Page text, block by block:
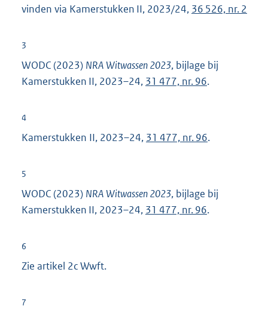
:
vinden via Kamerstukken II, 2023/24, 36 526, nr. 2
3
WODC (2023) NRA Witwassen 2023, bijlage bij
Kamerstukken II, 2023–24, 31 477, nr. 96.
4
Kamerstukken II, 2023–24, 31 477, nr. 96.
5
WODC (2023) NRA Witwassen 2023, bijlage bij
Kamerstukken II, 2023–24, 31 477, nr. 96.
6
Zie artikel 2c Wwft.
7